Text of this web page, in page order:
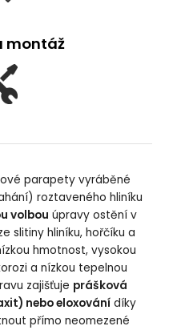
montáž
parapety vyráběné
roztaveného hliníku
volbou úpravy ostění v
slitiny hliníku, hořčíku a
hmotnost, vysokou
a nízkou tepelnou
zajišťuje prášková
nebo eloxování díky
přímo neomezené